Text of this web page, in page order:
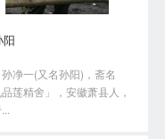
阳
一(又名孙阳)，斋名
品莲精舍」，安徽萧县人，